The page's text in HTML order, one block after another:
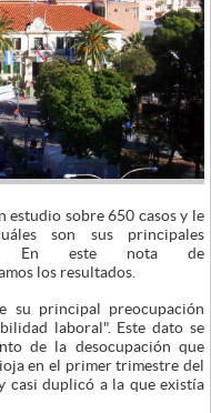
sobre 650 casos y le
son sus principales
En este nota de
los resultados.
su principal preocupación
laboral". Este dato se
de la desocupación que
en el primer trimestre del
casi duplicó a la que existía